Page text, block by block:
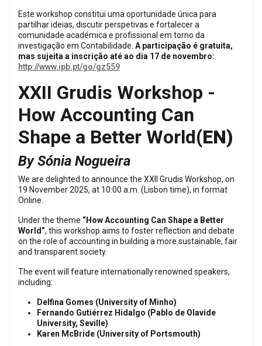
Este workshop constitui uma oportunidade única para
partilhar ideias, discutir perspetivas e fortalecer a
comunidade académica e profissional em torno da
investigação em Contabilidade. A participação é gratuita,
mas sujeita a inscrição até ao dia 17 de novembro:
http://www.ipb.pt/go/gz559
XXII Grudis Workshop -
How Accounting Can
Shape a Better World(EN)
By Sónia Nogueira
We are delighted to announce the XXII Grudis Workshop, on
19 November 2025, at 10:00 a.m. (Lisbon time), in format
Online.
Under the theme “How Accounting Can Shape a Better
World”, this workshop aims to foster reflection and debate
on the role of accounting in building a more sustainable, fair
and transparent society.
The event will feature internationally renowned speakers,
including:
Delfina Gomes (University of Minho)
Fernando Gutiérrez Hidalgo (Pablo de Olavide
University, Seville)
Karen McBride (University of Portsmouth)